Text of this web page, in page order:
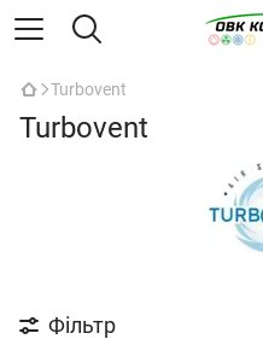
Turbovent
Turbovent
Фільтр